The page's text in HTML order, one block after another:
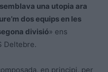
una utopia ara
dos equips en les
divisió» ens
Deltebre.
en principi, per